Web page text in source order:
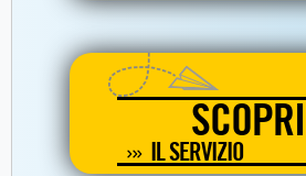
SCOPRI
IL SERVIZIO